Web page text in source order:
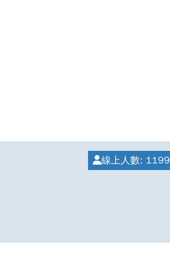
線上人數: 1199